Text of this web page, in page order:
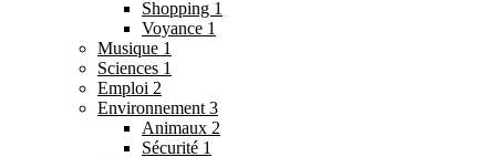
Shopping 1
Voyance 1
Musique 1
Sciences 1
Emploi 2
Environnement 3
Animaux 2
Sécurité 1